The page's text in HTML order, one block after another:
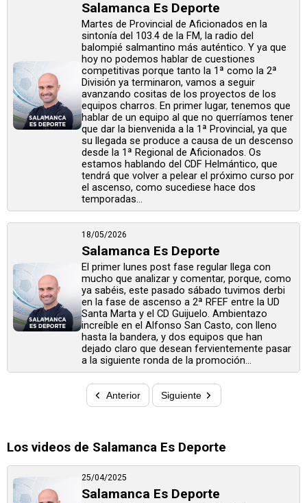
Salamanca Es Deporte
Martes de Provincial de Aficionados en la
sintonía del 103.4 de la FM, la radio del
balompié salmantino más auténtico. Y ya que
hoy no podemos hablar de cuestiones
competitivas porque tanto la 1ª como la 2ª
División ya terminaron, vamos a seguir
avanzando cositas de los proyectos de los
equipos charros. En primer lugar, tenemos que
hablar de un equipo al que no querríamos tener
que dar la bienvenida a la 1ª Provincial, ya que
su llegada se produce a causa de un descenso
desde la 1ª Regional de Aficionados. Os
estamos hablando del CDF Helmántico, que
tendrá que volver a pelear el próximo curso por
el ascenso, como sucediese hace dos
temporadas...
18/05/2026
Salamanca Es Deporte
El primer lunes post fase regular llega con
mucho que analizar y comentar, porque, como
ya sabéis, este pasado sábado tuvimos derbi
en la fase de ascenso a 2ª RFEF entre la UD
Santa Marta y el CD Guijuelo. Ambientazo
increíble en el Alfonso San Casto, con lleno
hasta la bandera, y dos equipos que han
dejado claro que desean fervientemente pasar
a la siguiente ronda de la promoción...
Anterior Siguiente
Los videos de Salamanca Es Deporte
25/04/2025
Salamanca Es Deporte